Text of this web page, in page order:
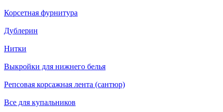
Корсетная фурнитура
Дублерин
Нитки
Выкройки для нижнего белья
Репсовая корсажная лента (сантюр)
Все для купальников